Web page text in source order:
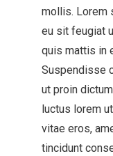
mollis. Lorem
eu sit feugiat
quis mattis in
Suspendisse
ut proin
luctus lorem
vitae eros,
tincidunt